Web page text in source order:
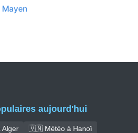
aujourd'hui
🇻🇳 Météo à Hanoï